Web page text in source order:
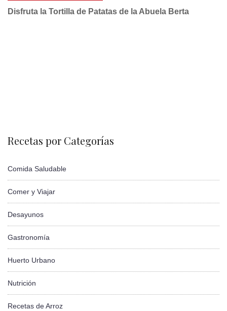
Disfruta la Tortilla de Patatas de la Abuela Berta
Recetas por Categorías
Comida Saludable
Comer y Viajar
Desayunos
Gastronomía
Huerto Urbano
Nutrición
Recetas de Arroz